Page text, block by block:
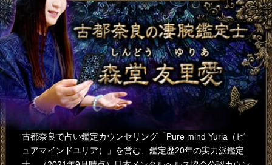
古都奈良で占い鑑定カウンセリング「Pure mind Yuria（ピ
ュアマインドユリア）」を営む、鑑定歴20年の実力派鑑定